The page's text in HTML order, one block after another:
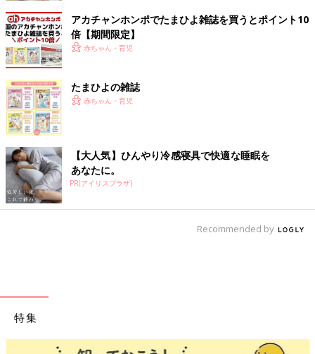
アカチャンホンポでたまひよ雑誌を買うとポイント10
倍【期間限定】
赤ちゃん・育児
たまひよの雑誌
赤ちゃん・育児
【大人気】ひんやり冷感寝具で快適な睡眠を
あなたに。
PR(アイリスプラザ)
Recommended by
特集